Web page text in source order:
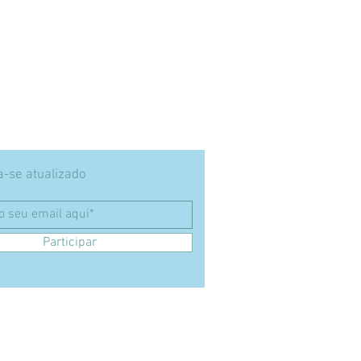
se atualizado
Participar